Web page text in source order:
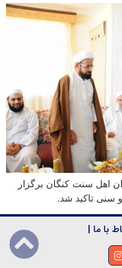
اهل سنت کنگان برگزار
سنی تاکید شد.
با ما |